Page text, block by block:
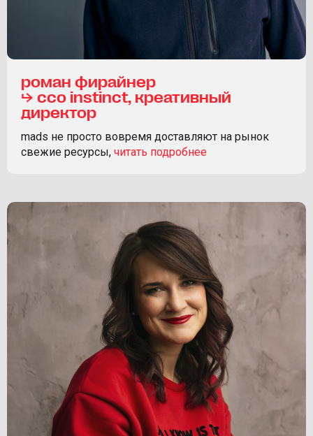
роман фирайнер
⮡ ссo instinct, креативный
директор
mads не просто вовремя доставляют на рынок
свежие ресурсы,